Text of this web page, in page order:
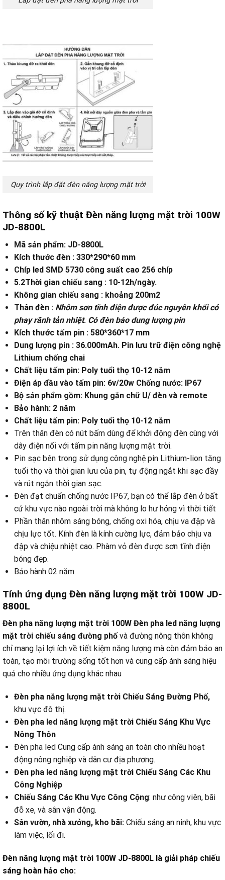
Quy trình lắp đặt đèn năng lượng mặt trời
Thông số kỹ thuật Đèn năng lượng mặt trời 100W
JD-8800L
Mã sản phẩm: JD-8800L
Kích thước đèn : 330*290*60 mm
Chíp led SMD 5730 công suất cao 256 chíp
5.2Thời gian chiếu sang : 10-12h/ngày.
Không gian chiếu sang : khoảng 200m2
Thân đèn : Nhôm sơn tĩnh điện được đúc nguyên khối có
phay rãnh tản nhiệt. Có đèn báo dung lượng pin
Kích thước tấm pin : 580*360*17 mm
Dung lượng pin : 36.000mAh. Pin lưu trữ điện công nghệ
Lithium chống chai
Chất liệu tấm pin: Poly tuổi thọ 10-12 năm
Điện áp đầu vào tấm pin: 6v/20w Chống nước: IP67
Bộ sản phẩm gồm: Khung gắn chữ U/ đèn và remote
Bảo hành: 2 năm
Chất liệu tấm pin: Poly tuổi thọ 10-12 năm
Trên thân đèn có nút bấm dùng để khởi động đèn cùng với
dây điện nối với tấm pin năng lượng mặt trời.
Pin sạc bên trong sử dụng công nghệ pin Lithium-lion tăng
tuổi thọ và thời gian lưu của pin, tự động ngắt khi sạc đầy
và rút ngắn thời gian sạc.
Đèn đạt chuẩn chống nước IP67, bạn có thể lắp đèn ở bất
cứ khu vực nào ngoài trời mà không lo hư hỏng vì thời tiết
Phần thân nhôm sáng bóng, chống oxi hóa, chịu va đập và
chịu lực tốt. Kính đèn là kính cường lực, đảm bảo chịu va
đập và chiệu nhiệt cao. Phàm vỏ đèn được sơn tĩnh điện
bóng đẹp.
Bảo hành 02 năm
Tính ứng dụng Đèn năng lượng mặt trời 100W JD-
8800L
Đèn pha năng lượng mặt trời 100W Đèn pha led năng lượng
mặt trời chiếu sáng đường phố và đường nông thôn không
chỉ mang lại lợi ích về tiết kiệm năng lượng mà còn đảm bảo an
toàn, tạo môi trường sống tốt hơn và cung cấp ánh sáng hiệu
quả cho nhiều ứng dụng khác nhau
Đèn pha năng lượng mặt trời Chiếu Sáng Đường Phố,
khu vực đô thị.
Đèn pha led năng lượng mặt trời Chiếu Sáng Khu Vực
Nông Thôn
Đèn pha led Cung cấp ánh sáng an toàn cho nhiều hoạt
động nông nghiệp và dân cư địa phương.
Đèn pha led năng lượng mặt trời Chiếu Sáng Các Khu
Công Nghiệp
Chiếu Sáng Các Khu Vực Công Cộng: như công viên, bãi
đỗ xe, và sân vận động.
Sân vườn, nhà xưởng, kho bãi: Chiếu sáng an ninh, khu vực
làm việc, lối đi.
Đèn năng lượng mặt trời 100W JD-8800L là giải pháp chiếu
sáng hoàn hảo cho: